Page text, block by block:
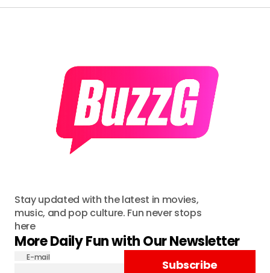
Stay updated with the latest in movies,
music, and pop culture. Fun never stops
here
More Daily Fun with Our Newsletter
E-mail
Subscribe